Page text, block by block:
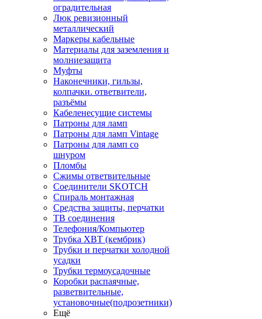
оградительная
Люк ревизионный
металлический
Маркеры кабельные
Материалы для заземления и
молниезащита
Муфты
Наконечники, гильзы,
колпачки. ответвители,
разъёмы
Кабеленесущие системы
Патроны для ламп
Патроны для ламп Vintage
Патроны для ламп со
шнуром
Пломбы
Сжимы ответвительные
Соединители SKOTCH
Спираль монтажная
Средства защиты, перчатки
ТВ соединения
Телефония/Компьютер
Трубка ХВТ (кембрик)
Трубки и перчатки холодной
усадки
Трубки термоусадочные
Коробки распаячные,
разветвительные,
установочные(подрозетники)
Ещё